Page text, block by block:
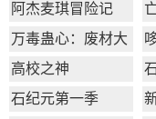
阿杰麦琪冒险记
万毒蛊心：废材大
小姐杀疯了
高校之神
石纪元第一季